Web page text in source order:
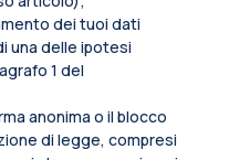
dei tuoi dati
una delle ipotesi
1 del
anonima o il blocco
di legge, compresi